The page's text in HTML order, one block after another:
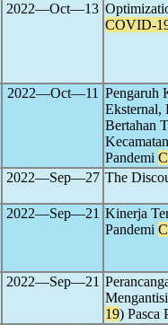
2022―Oct―13
COVID-
2022―Oct―11 Pengaruh
Eksternal,
Bertahan
Pandemi
2022―Sep―27 The
2022―Sep―21 Kinerja
Pandemi
2022―Sep―21
19) Pasca